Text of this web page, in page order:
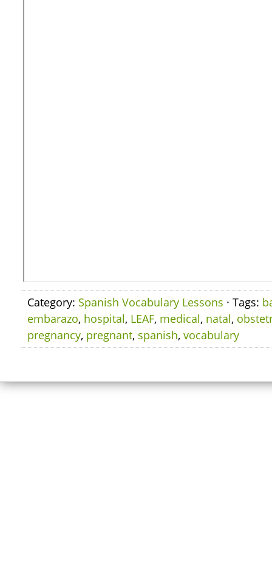
Category: Spanish Vocabulary Lessons · Tags:
embarazo, hospital, LEAF, medical, natal,
pregnancy, pregnant, spanish, vocabulary